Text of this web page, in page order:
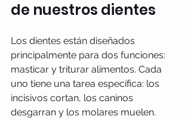
de nuestros dientes
Los dientes están diseñados
principalmente para dos funciones:
masticar y triturar alimentos. Cada
uno tiene una tarea específica: los
incisivos cortan, los caninos
desgarran y los molares muelen.